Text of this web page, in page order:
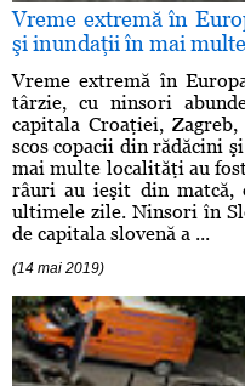
Vreme extremă în
şi inundaţii în mai
Vreme extremă în
târzie, cu ninsori
capitala Croaţiei,
scos copacii din rădăcini
mai multe localităţi au
râuri au ieşit din matcă,
ultimele zile. Ninsori în
de capitala slovenă a ...
(14 mai 2019)